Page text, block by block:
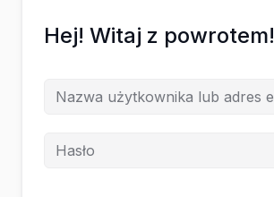
Hej! Witaj z powrotem!